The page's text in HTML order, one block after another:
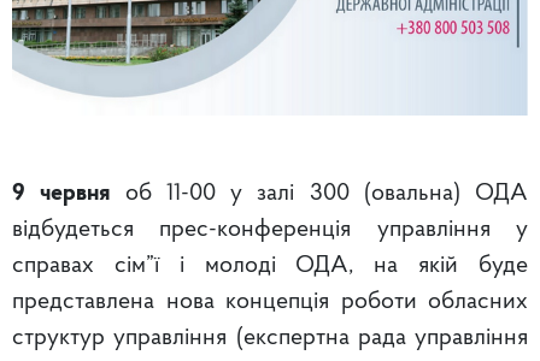
9 червня об 11-00 у залі 300 (овальна) ОДА
відбудеться прес-конференція управління у
справах сім”ї і молоді ОДА, на якій буде
представлена нова концепція роботи обласних
структур управління (експертна рада управління